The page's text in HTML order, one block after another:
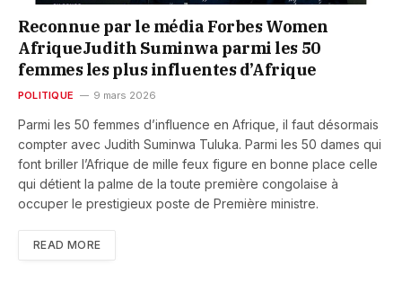
Reconnue par le média Forbes Women
AfriqueJudith Suminwa parmi les 50
femmes les plus influentes d’Afrique
POLITIQUE 9 mars 2026
Parmi les 50 femmes d’influence en Afrique, il faut désormais
compter avec Judith Suminwa Tuluka. Parmi les 50 dames qui
font briller l’Afrique de mille feux figure en bonne place celle
qui détient la palme de la toute première congolaise à
occuper le prestigieux poste de Première ministre.
READ MORE